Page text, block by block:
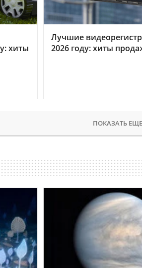
хиты
Лучшие
2026 году: хиты
ПОКАЗАТЬ ЕЩЕ